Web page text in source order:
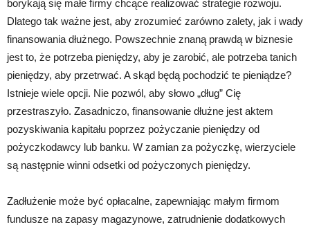
borykają się małe firmy chcące realizować strategie rozwoju.
Dlatego tak ważne jest, aby zrozumieć zarówno zalety, jak i wady
finansowania dłużnego. Powszechnie znaną prawdą w biznesie
jest to, że potrzeba pieniędzy, aby je zarobić, ale potrzeba tanich
pieniędzy, aby przetrwać. A skąd będą pochodzić te pieniądze?
Istnieje wiele opcji. Nie pozwól, aby słowo „dług” Cię
przestraszyło. Zasadniczo, finansowanie dłużne jest aktem
pozyskiwania kapitału poprzez pożyczanie pieniędzy od
pożyczkodawcy lub banku. W zamian za pożyczkę, wierzyciele
są następnie winni odsetki od pożyczonych pieniędzy.
Zadłużenie może być opłacalne, zapewniając małym firmom
fundusze na zapasy magazynowe, zatrudnienie dodatkowych